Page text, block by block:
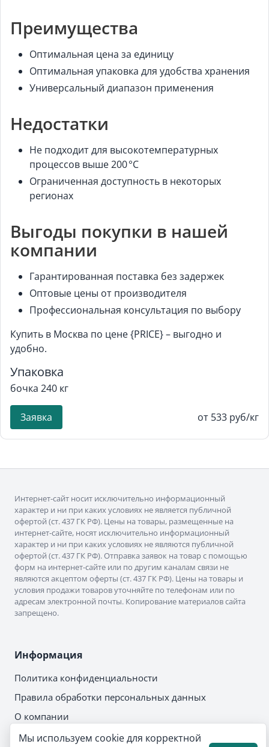
Преимущества
Оптимальная цена за единицу
Оптимальная упаковка для удобства хранения
Универсальный диапазон применения
Недостатки
Не подходит для высокотемпературных
процессов выше 200 °C
Ограниченная доступность в некоторых
регионах
Выгоды покупки в нашей
компании
Гарантированная поставка без задержек
Оптовые цены от производителя
Профессиональная консультация по выбору
Купить в Москва по цене {PRICE} – выгодно и
удобно.
Упаковка
бочка 240 кг
Заявка от 533 руб/кг
Интернет-сайт носит исключительно информационный
характер и ни при каких условиях не является публичной
офертой (ст. 437 ГК РФ). Цены на товары, размещенные на
интернет-сайте, носят исключительно информационный
характер и ни при каких условиях не являются публичной
офертой (ст. 437 ГК РФ). Отправка заявок на товар с помощью
форм на интернет-сайте или по другим каналам связи не
являются акцептом оферты (ст. 437 ГК РФ). Цены на товары и
условия продажи товаров уточняйте по телефонам или по
адресам электронной почты. Копирование материалов сайта
запрещено.
Информация
Политика конфиденциальности
Правила обработки персональных данных
О компании
Мы используем cookie для корректной